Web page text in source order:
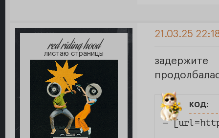
red riding hood
листаю страницы
21.03.25
код:
—